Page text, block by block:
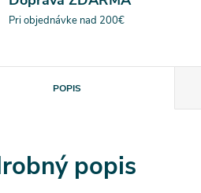
Pri objednávke nad 200€
POPIS
popis